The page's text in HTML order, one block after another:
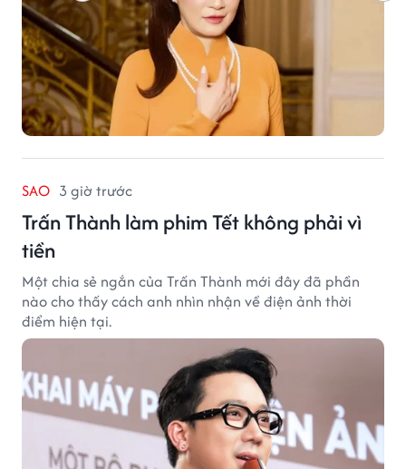
SAO 3 giờ trước
Trấn Thành làm phim Tết không phải vì
tiền
Một chia sẻ ngắn của Trấn Thành mới đây đã phần
nào cho thấy cách anh nhìn nhận về điện ảnh thời
điểm hiện tại.